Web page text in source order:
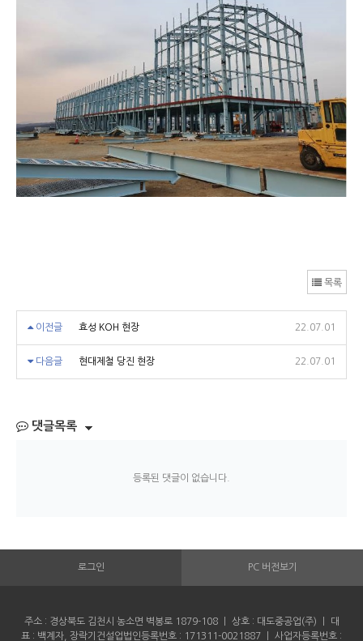
목록
이전글 효성 KOH 현장 22.07.01
다음글 현대제철 당진 현장 22.07.01
댓글목록
등록된 댓글이 없습니다.
로그인 PC 버전보기
주소 : 경상북도 김천시 농소면 벽봉로 1879-108 ㅣ 상호 : 대도중공업(주) ㅣ 대
표 : 백계자, 장락기건설업법인등록번호 : 171311-0021887 ㅣ 사업자등록번호 :